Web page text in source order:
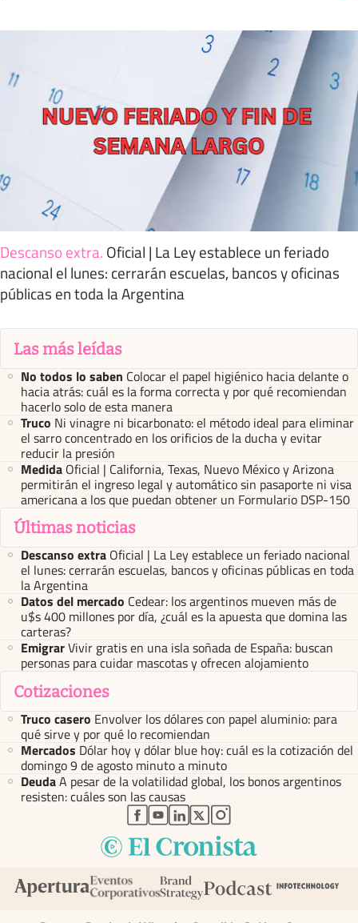
Descanso extra. Oficial | La Ley establece un feriado
nacional el lunes: cerrarán escuelas, bancos y oficinas
públicas en toda la Argentina
Las más leídas
No todos lo saben Colocar el papel higiénico hacia delante o
hacia atrás: cuál es la forma correcta y por qué recomiendan
hacerlo solo de esta manera
Truco Ni vinagre ni bicarbonato: el método ideal para eliminar
el sarro concentrado en los orificios de la ducha y evitar
reducir la presión
Medida Oficial | California, Texas, Nuevo México y Arizona
permitirán el ingreso legal y automático sin pasaporte ni visa
americana a los que puedan obtener un Formulario DSP-150
Últimas noticias
Descanso extra Oficial | La Ley establece un feriado nacional
el lunes: cerrarán escuelas, bancos y oficinas públicas en toda
la Argentina
Datos del mercado Cedear: los argentinos mueven más de
u$s 400 millones por día, ¿cuál es la apuesta que domina las
carteras?
EmigrarVivir gratis en una isla soñada de España: buscan
personas para cuidar mascotas y ofrecen alojamiento
Cotizaciones
Truco casero Envolver los dólares con papel aluminio: para
qué sirve y por qué lo recomiendan
Mercados Dólar hoy y dólar blue hoy: cuál es la cotización del
domingo 9 de agosto minuto a minuto
DeudaA pesar de la volatilidad global, los bonos argentinos
resisten: cuáles son las causas
abre en nueva pestaña
abre en nueva pestaña
abre en nueva pestaña
abre en nueva pestaña
abre en nueva pestaña